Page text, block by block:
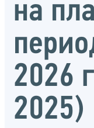
на
2026
2025)